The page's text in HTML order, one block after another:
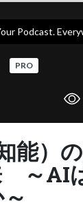
Podcast.
PRO
能）
～AI